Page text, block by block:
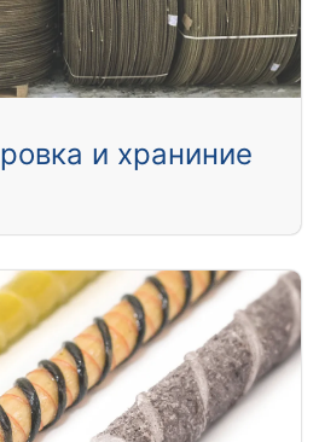
и храниние